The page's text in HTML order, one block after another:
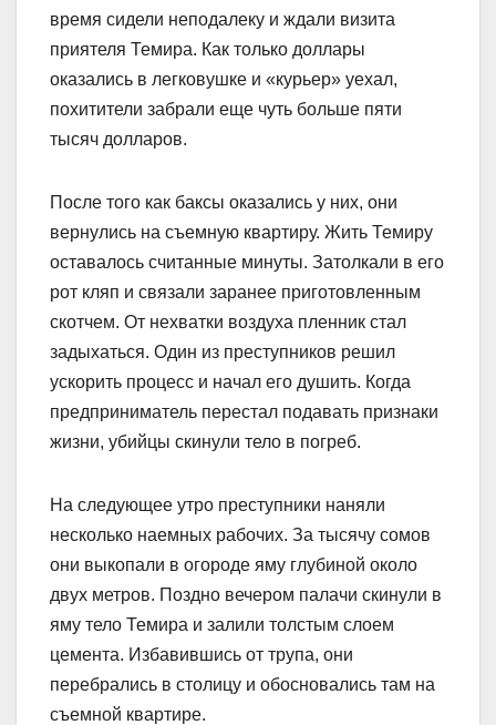
время сидели неподалеку и ждали визита
приятеля Темира. Как только доллары
оказались в легковушке и «курьер» уехал,
похитители забрали еще чуть больше пяти
тысяч долларов.
После того как баксы оказались у них, они
вернулись на съемную квартиру. Жить Темиру
оставалось считанные минуты. Затолкали в его
рот кляп и связали заранее приготовленным
скотчем. От нехватки воздуха пленник стал
задыхаться. Один из преступников решил
ускорить процесс и начал его душить. Когда
предприниматель перестал подавать признаки
жизни, убийцы скинули тело в погреб.
На следующее утро преступники наняли
несколько наемных рабочих. За тысячу сомов
они выкопали в огороде яму глубиной около
двух метров. Поздно вечером палачи скинули в
яму тело Темира и залили толстым слоем
цемента. Избавившись от трупа, они
перебрались в столицу и обосновались там на
съемной квартире.